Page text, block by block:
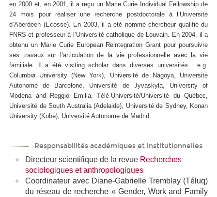
en 2000 et, en 2001, il a reçu un Marie Curie Individual Fellowship de
24 mois pour réaliser une recherche postdoctorale à l’Université
d’Aberdeen (Ecosse). En 2003, il a été nommé chercheur qualifié du
FNRS et professeur à l’Université catholique de Louvain. En 2004, il a
obtenu un Marie Curie European Reintegration Grant pour poursuivre
ses travaux sur l’articulation de la vie professionnelle avec la vie
familiale. Il a été visiting scholar dans diverses universités : e.g.
Columbia University (New York), Université de Nagoya, Université
Autonome de Barcelone, Université de Jyvaskyla, University of
Modena and Reggio Emilia, Télé-Université/Université du Québec,
Université de South Australia (Adelaide), Université de Sydney, Konan
University (Kobe), Université Autonome de Madrid.
Responsabilités académiques et institutionnelles
Directeur scientifiquede la revue Recherches
sociologiques et anthropologiques
Coordinateur avec Diane-Gabrielle Tremblay (Téluq)
du réseau de recherche « Gender, Work and Family